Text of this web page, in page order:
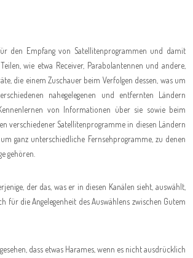
Empfang von Satellitenprogrammen und damit
wie etwa Receiver, Parabolantennen und andere,
die einem Zuschauer beim Verfolgen dessen, was um
nahegelegenen und entfernten Ländern
von Informationen über sie sowie beim
verschiedener Satellitenprogramme in diesen Ländern
ganz unterschiedliche Fernsehprogramme, zu denen
gehören.
der das, was er in diesen Kanälen sieht, auswählt,
für die Angelegenheit des Auswählens zwischen Gutem
dass etwas Harames, wenn es nicht ausdrücklich